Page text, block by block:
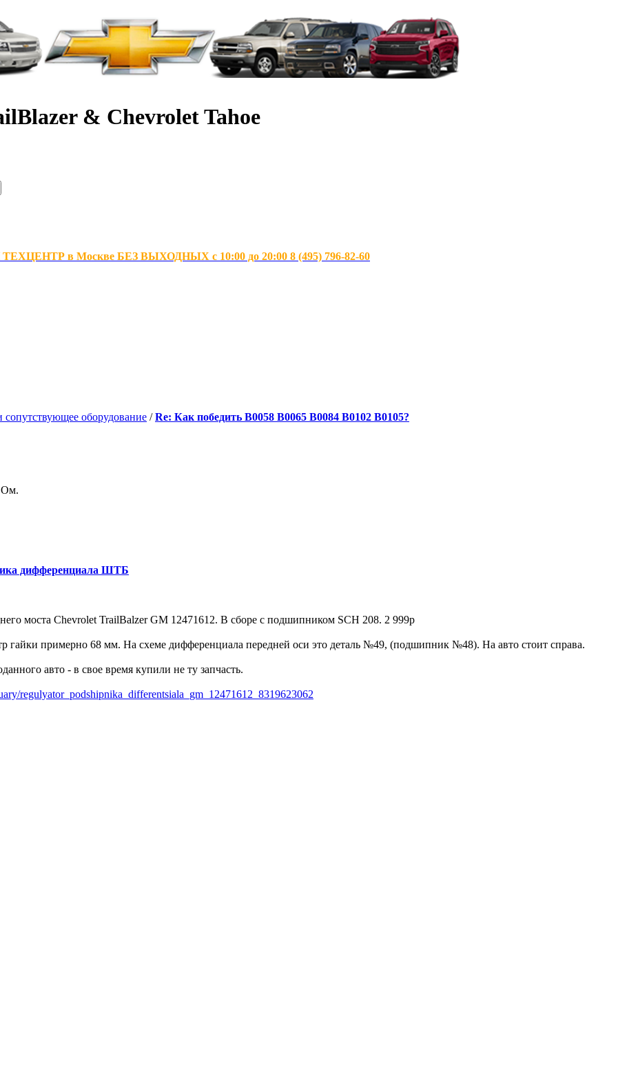
& Chevrolet Tahoe
в Москве БЕЗ ВЫХОДНЫХ с 10:00 до 20:00 8 (495) 796-82-60
сопутствующее оборудование /Re: Как победить В0058 В0065 В0084 В0102 В0105?
Ом.
дифференциала ШТБ
моста Chevrolet TrailBalzer GM 12471612. В сборе с подшипником SCH 208. 2 999р
примерно 68 мм. На схеме дифференциала передней оси это деталь №49, (подшипник №48). На авто стоит справа.
авто - в свое время купили не ту запчасть.
regulyator_podshipnika_differentsiala_gm_12471612_8319623062